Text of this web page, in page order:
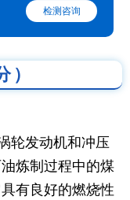
检测咨询
）
轮发动机和冲压
炼制过程中的煤
有良好的燃烧性